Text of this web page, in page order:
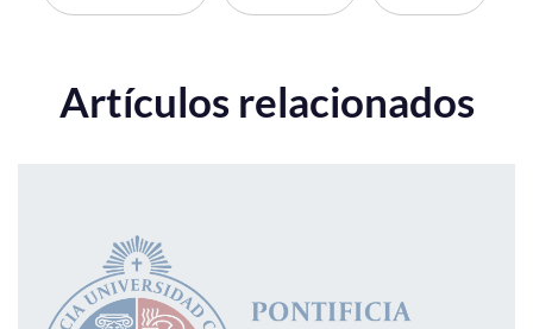
Artículos relacionados